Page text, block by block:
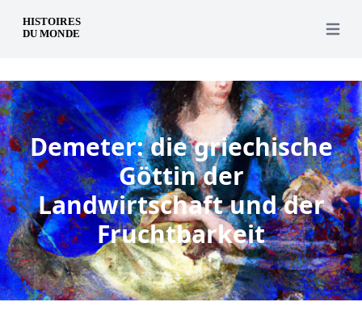
de Open
Demeter: die griechische
Göttin der
Landwirtschaft und der
Fruchtbarkeit